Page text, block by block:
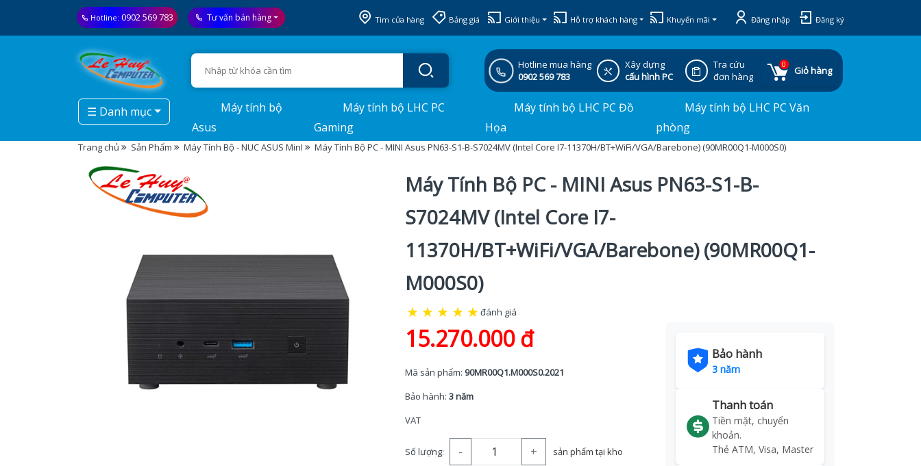
Hotline: 0902 569 783 Tư vấn bán hàng Tìm cửa hàng Bảng giá Giới thiệu Hỗ trợ khách hàng Khuyến mãi Đăng nhập Đăng ký
Hotline mua hàng
0902 569 783
Xây dựng
cấu hình PC
Tra cứu
đơn hàng
0
Giỏ hàng
☰ Danh mục
Máy tính bộ
Asus
Máy tính bộ LHC PC
Gaming
Máy tính bộ LHC PC Đồ
Họa
Máy tính bộ LHC PC Văn
phòng
Trang chủ Sản Phẩm Máy Tính Bộ - NUC ASUS MinI Máy Tính Bộ PC - MINI Asus PN63-S1-B-S7024MV (Intel Core I7-11370H/BT+WiFi/VGA/Barebone) (90MR00Q1-M000S0)
Máy Tính Bộ PC - MINI Asus PN63-S1-B-
S7024MV (Intel Core I7-
11370H/BT+WiFi/VGA/Barebone) (90MR00Q1-
M000S0)
★ ★ ★ ★ ★đánh giá
15.270.000 đ
Mã sản phẩm: 90MR00Q1.M000S0.2021
Bảo hành: 3 năm
VAT
Số lượng: - + sản phẩm tại kho
Bảo hành
3 năm
Thanh toán
Tiền mặt, chuyển
khoản.
Thẻ ATM, Visa, Master